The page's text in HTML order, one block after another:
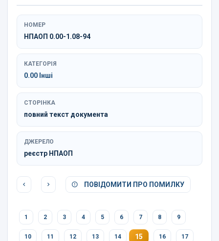
НОМЕР
НПАОП 0.00-1.08-94
КАТЕГОРІЯ
0.00 Інші
СТОРІНКА
повний текст документа
ДЖЕРЕЛО
реєстр НПАОП
ПОВІДОМИТИ ПРО ПОМИЛКУ
1 2 3 4 5 6 7 8 9
10 11 12 13 14 15 16 17